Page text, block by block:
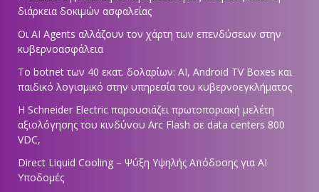
διάρκεια δοκιμών ασφαλείας
Οι AI Agents αλλάζουν τον χάρτη των επενδύσεων στην
κυβερνοασφάλεια
Το botnet των 40 εκατ. δολαρίων: AI, Android TV Boxes και
παιδικό λογισμικό στην υπηρεσία του κυβερνοεγκλήματος
Η Schneider Electric παρουσιάζει πρωτοποριακή μελέτη
αξιολόγησης του κινδύνου Arc Flash σε data centers 800
VDC,
Direct Liquid Cooling – Ψύξη Υψηλής Απόδοσης για AI
Υποδομές